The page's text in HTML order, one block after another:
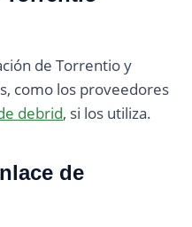
de Torrentio y
como los proveedores
debrid, si los utiliza.
de